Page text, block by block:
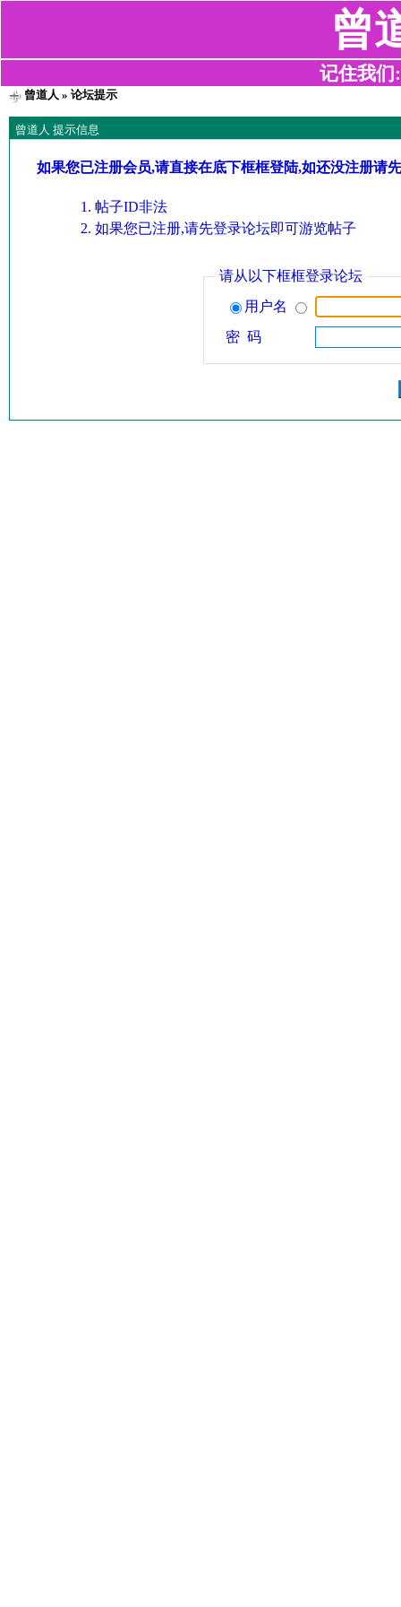
曾
记住我们
曾道人 » 论坛提示
曾道人 提示信息
如果您已注册会员,请直接在底下框框登陆,如还没注册请
帖子ID非法
如果您已注册,请先登录论坛即可游览帖子
请从以下框框登录论坛
用户名
密 码